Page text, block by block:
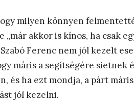
milyen könnyen
„már akkor is kínos, ha csak
Ferenc nem jól kezelt
máris a segítségére sietnek
és ha ezt mondja, a párt
jól kezelni.